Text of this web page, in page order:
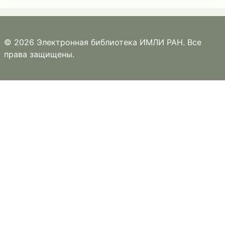
© 2026 Электронная библиотека ИМЛИ РАН. Все
права защищены.